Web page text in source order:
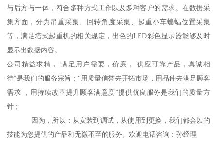
与后方与一体，符合多种方式工作以及多种客户的需求。在数据采
集方面，分为吊重采集、回转角度采集、起重小车蝙蝠位置采集
等，满足塔式起重机的相关规定，出色的LED彩色显示器能够及时
显示出数据内容。
公司精益求精， 满足用户需要，价廉， 供应可靠产品，真诚相
待”是我们的服务宗旨；“用质量信誉去开拓市场，用品种去满足顾客
需求 ，用持续改革提升顾客满意度”提供优良服务是我们的质量方
针；
因为，所以：从安装到调试，从使用到更换，我们都会以的
技能为您提供的产品和无微不至的服务。欢迎电话咨询：孙经理